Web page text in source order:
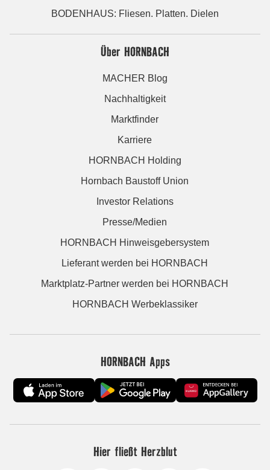
BODENHAUS: Fliesen. Platten. Dielen
Über HORNBACH
MACHER Blog
Nachhaltigkeit
Marktfinder
Karriere
HORNBACH Holding
Hornbach Baustoff Union
Investor Relations
Presse/Medien
HORNBACH Hinweisgebersystem
Lieferant werden bei HORNBACH
Marktplatz-Partner werden bei HORNBACH
HORNBACH Werbeklassiker
HORNBACH Apps
Hier fließt Herzblut